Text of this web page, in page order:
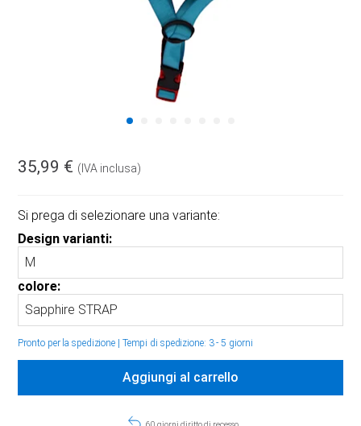
35,99 € (IVA inclusa)
Si prega di selezionare una variante:
Design varianti:
colore:
Pronto per la spedizione Tempi di spedizione: 3 - 5 giorni
Aggiungi al carrello